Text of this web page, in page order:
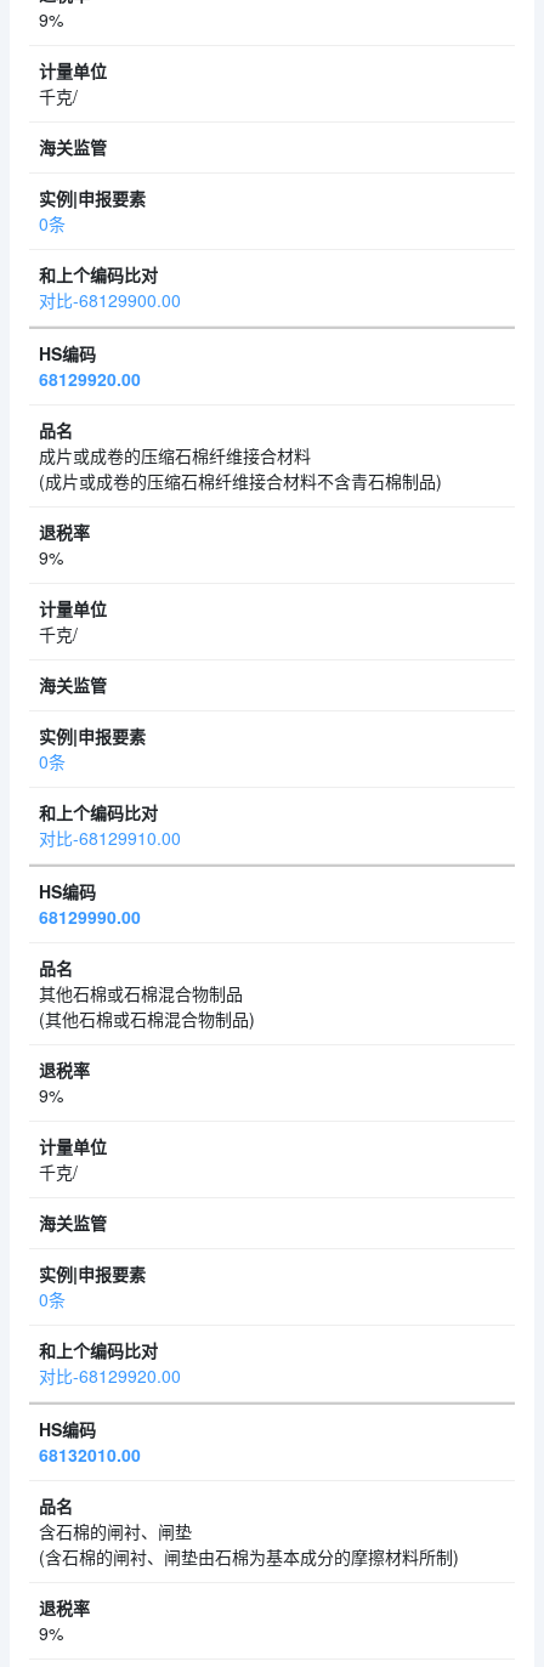
9%
千克/
0条
对比-68129900.00
68129920.00
成片或成卷的压缩石棉纤维接合材料
(成片或成卷的压缩石棉纤维接合材料不含青石棉制品)
9%
千克/
0条
对比-68129910.00
68129990.00
其他石棉或石棉混合物制品
(其他石棉或石棉混合物制品)
9%
千克/
0条
对比-68129920.00
68132010.00
含石棉的闸衬、闸垫
(含石棉的闸衬、闸垫由石棉为基本成分的摩擦材料所制)
9%